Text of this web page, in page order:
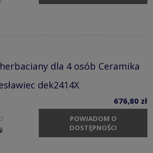
dla 4 osób Ceramika
dek2414X
676,80 zł
POWIADOM O
DOSTĘPNOŚCI